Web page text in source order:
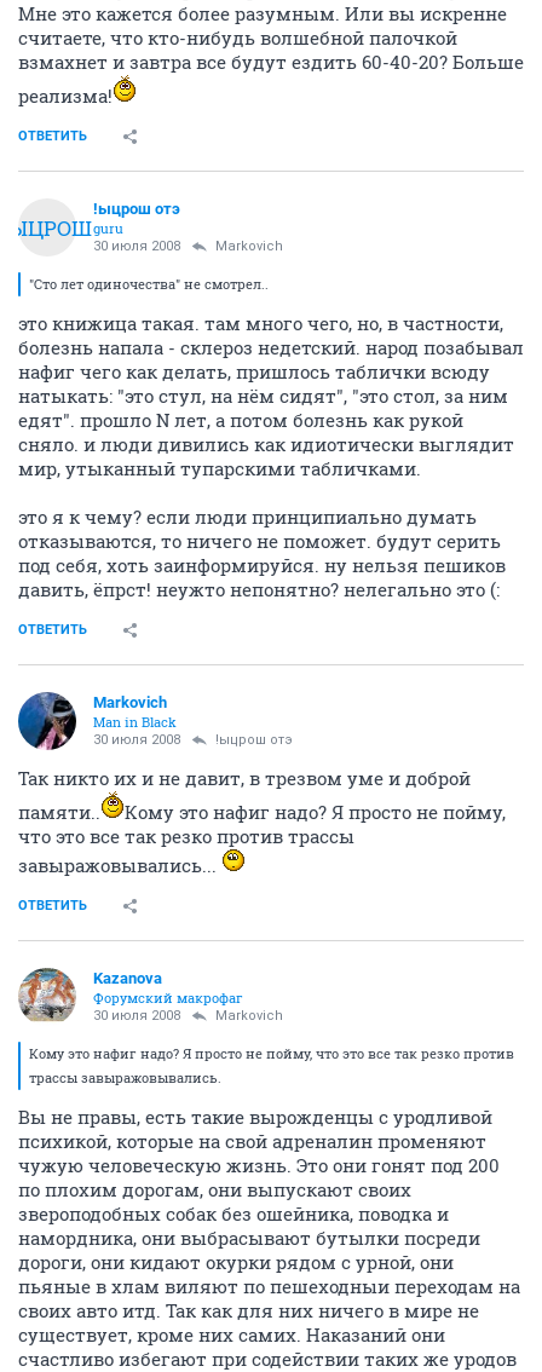
Мне это кажется более разумным. Или вы искренне
считаете, что кто-нибудь волшебной палочкой
взмахнет и завтра все будут ездить 60-40-20? Больше
реализма!
ОТВЕТИТЬ
!ЫЦРОШ
!ыцрош отэ
guru
30 июля 2008 Markovich
"Сто лет одиночества" не смотрел..
это книжица такая. там много чего, но, в частности,
болезнь напала - склероз недетский. народ позабывал
нафиг чего как делать, пришлось таблички всюду
натыкать: "это стул, на нём сидят", "это стол, за ним
едят". прошло N лет, а потом болезнь как рукой
сняло. и люди дивились как идиотически выглядит
мир, утыканный тупарскими табличками.
это я к чему? если люди принципиально думать
отказываются, то ничего не поможет. будут серить
под себя, хоть заинформируйся. ну нельзя пешиков
давить, ёпрст! неужто непонятно? нелегально это (:
ОТВЕТИТЬ
Markovich
Man in Black
30 июля 2008 !ыцрош отэ
Так никто их и не давит, в трезвом уме и доброй
памяти..
Кому это нафиг надо? Я просто не пойму,
что это все так резко против трассы
завыражовывались...
ОТВЕТИТЬ
Kazanova
Форумский макрофаг
30 июля 2008 Markovich
Кому это нафиг надо? Я просто не пойму, что это все так резко против
трассы завыражовывались.
Вы не правы, есть такие вырожденцы с уродливой
психикой, которые на свой адреналин променяют
чужую человеческую жизнь. Это они гонят под 200
по плохим дорогам, они выпускают своих
звероподобных собак без ошейника, поводка и
намордника, они выбрасывают бутылки посреди
дороги, они кидают окурки рядом с урной, они
пьяные в хлам виляют по пешеходныи переходам на
своих авто итд. Так как для них ничего в мире не
существует, кроме них самих. Наказаний они
счастливо избегают при содействии таких же уродов